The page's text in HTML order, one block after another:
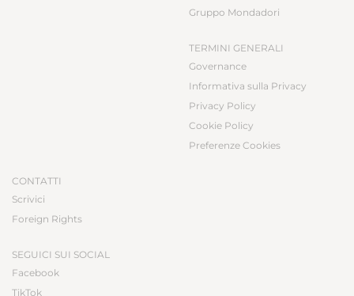
Gruppo Mondadori
TERMINI GENERALI
Governance
Informativa sulla Privacy
Privacy Policy
Cookie Policy
Preferenze Cookies
CONTATTI
Scrivici
Foreign Rights
SEGUICI SUI SOCIAL
Facebook
TikTok